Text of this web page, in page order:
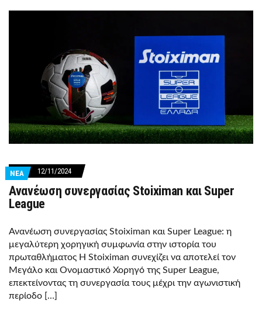
ΝΕΑ 12/11/2024
Ανανέωση συνεργασίας Stoiximan και Super
League
Ανανέωση συνεργασίας Stoiximan και Super League: η
μεγαλύτερη χορηγική συμφωνία στην ιστορία του
πρωταθλήματος Η Stoiximan συνεχίζει να αποτελεί τον
Μεγάλο και Ονομαστικό Χορηγό της Super League,
επεκτείνοντας τη συνεργασία τους μέχρι την αγωνιστική
περίοδο […]